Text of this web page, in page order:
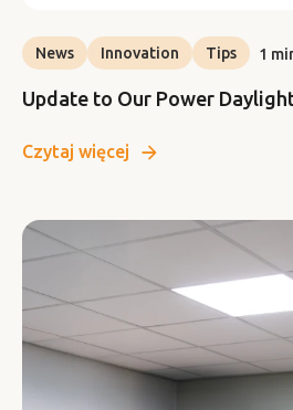
News Innovation Tips 1
Update to Our Power
Czytaj więcej